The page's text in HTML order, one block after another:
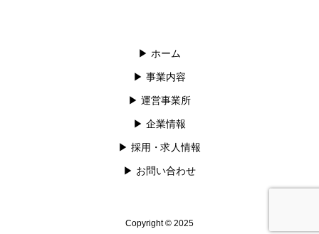
▶︎ ホーム
▶︎ 事業内容
▶︎ 運営事業所
▶︎ 企業情報
▶︎ 採用・求人情報
▶︎ お問い合わせ
Copyright © 2025